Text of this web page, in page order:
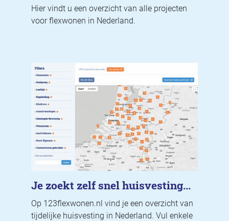
Hier vindt u een overzicht van alle projecten
voor flexwonen in Nederland.
Je zoekt zelf snel huisvesting...
Op 123flexwonen.nl vind je een overzicht van
tijdelijke huisvesting in Nederland. Vul enkele